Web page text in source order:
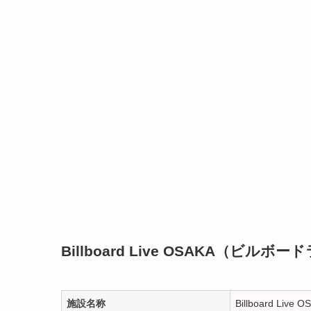
Billboard Live OSAKA（ビルボード
施設名称 Billboard Live